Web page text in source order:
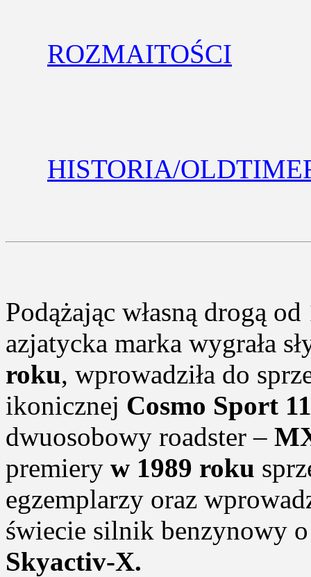
ROZMAITOŚCI
HISTORIA/
Podążając własną drogą
azjatycka marka wygrała
roku, wprowadziła do
ikonicznej Cosmo Sport
dwuosobowy roadster –
premiery w 1989 roku
egzemplarzy oraz
świecie silnik benzynowy
Skyactiv-X.